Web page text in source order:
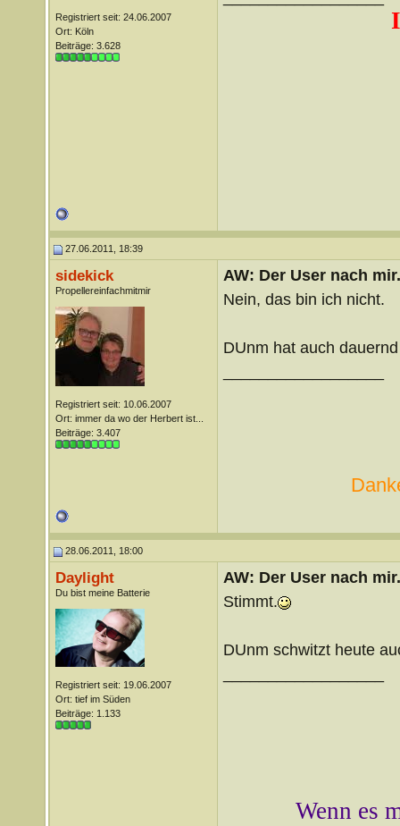
Registriert seit: 24.06.2007
Ort: Köln
Beiträge: 3.628
27.06.2011, 18:39
sidekick
Propellereinfachmitmir
Registriert seit: 10.06.2007
Ort: immer da wo der Herbert ist...
Beiträge: 3.407
AW: Der User nach
Nein, das bin ich nicht.
DUnm hat auch
28.06.2011, 18:00
Daylight
Du bist meine Batterie
Registriert seit: 19.06.2007
Ort: tief im Süden
Beiträge: 1.133
AW: Der User nach
Stimmt.
DUnm schwitzt heute
Wenn es